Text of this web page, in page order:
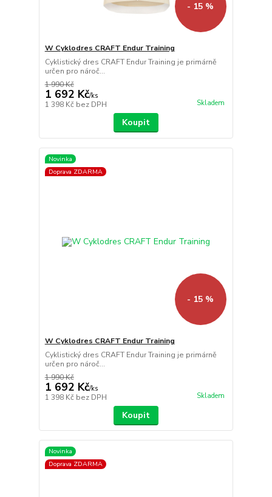
- 15 %
W Cyklodres CRAFT Endur Training
Cyklistický dres CRAFT Endur Training je primárně
určen pro nároč...
1 990 Kč
1 692 Kč/ks
1 398 Kč bez DPH Skladem
Koupit
Novinka
Doprava ZDARMA
- 15 %
W Cyklodres CRAFT Endur Training
Cyklistický dres CRAFT Endur Training je primárně
určen pro nároč...
1 990 Kč
1 692 Kč/ks
1 398 Kč bez DPH Skladem
Koupit
Novinka
Doprava ZDARMA